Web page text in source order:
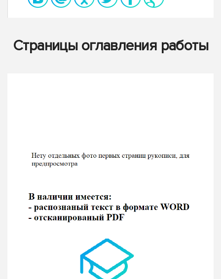
Страницы оглавления работы